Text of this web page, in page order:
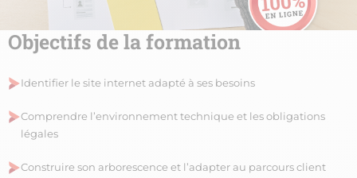
Objectifs de la formation
Identifier le site internet adapté à ses besoins
Comprendre l’environnement technique et les obligations
légales
Construire son arborescence et l’adapter au parcours client